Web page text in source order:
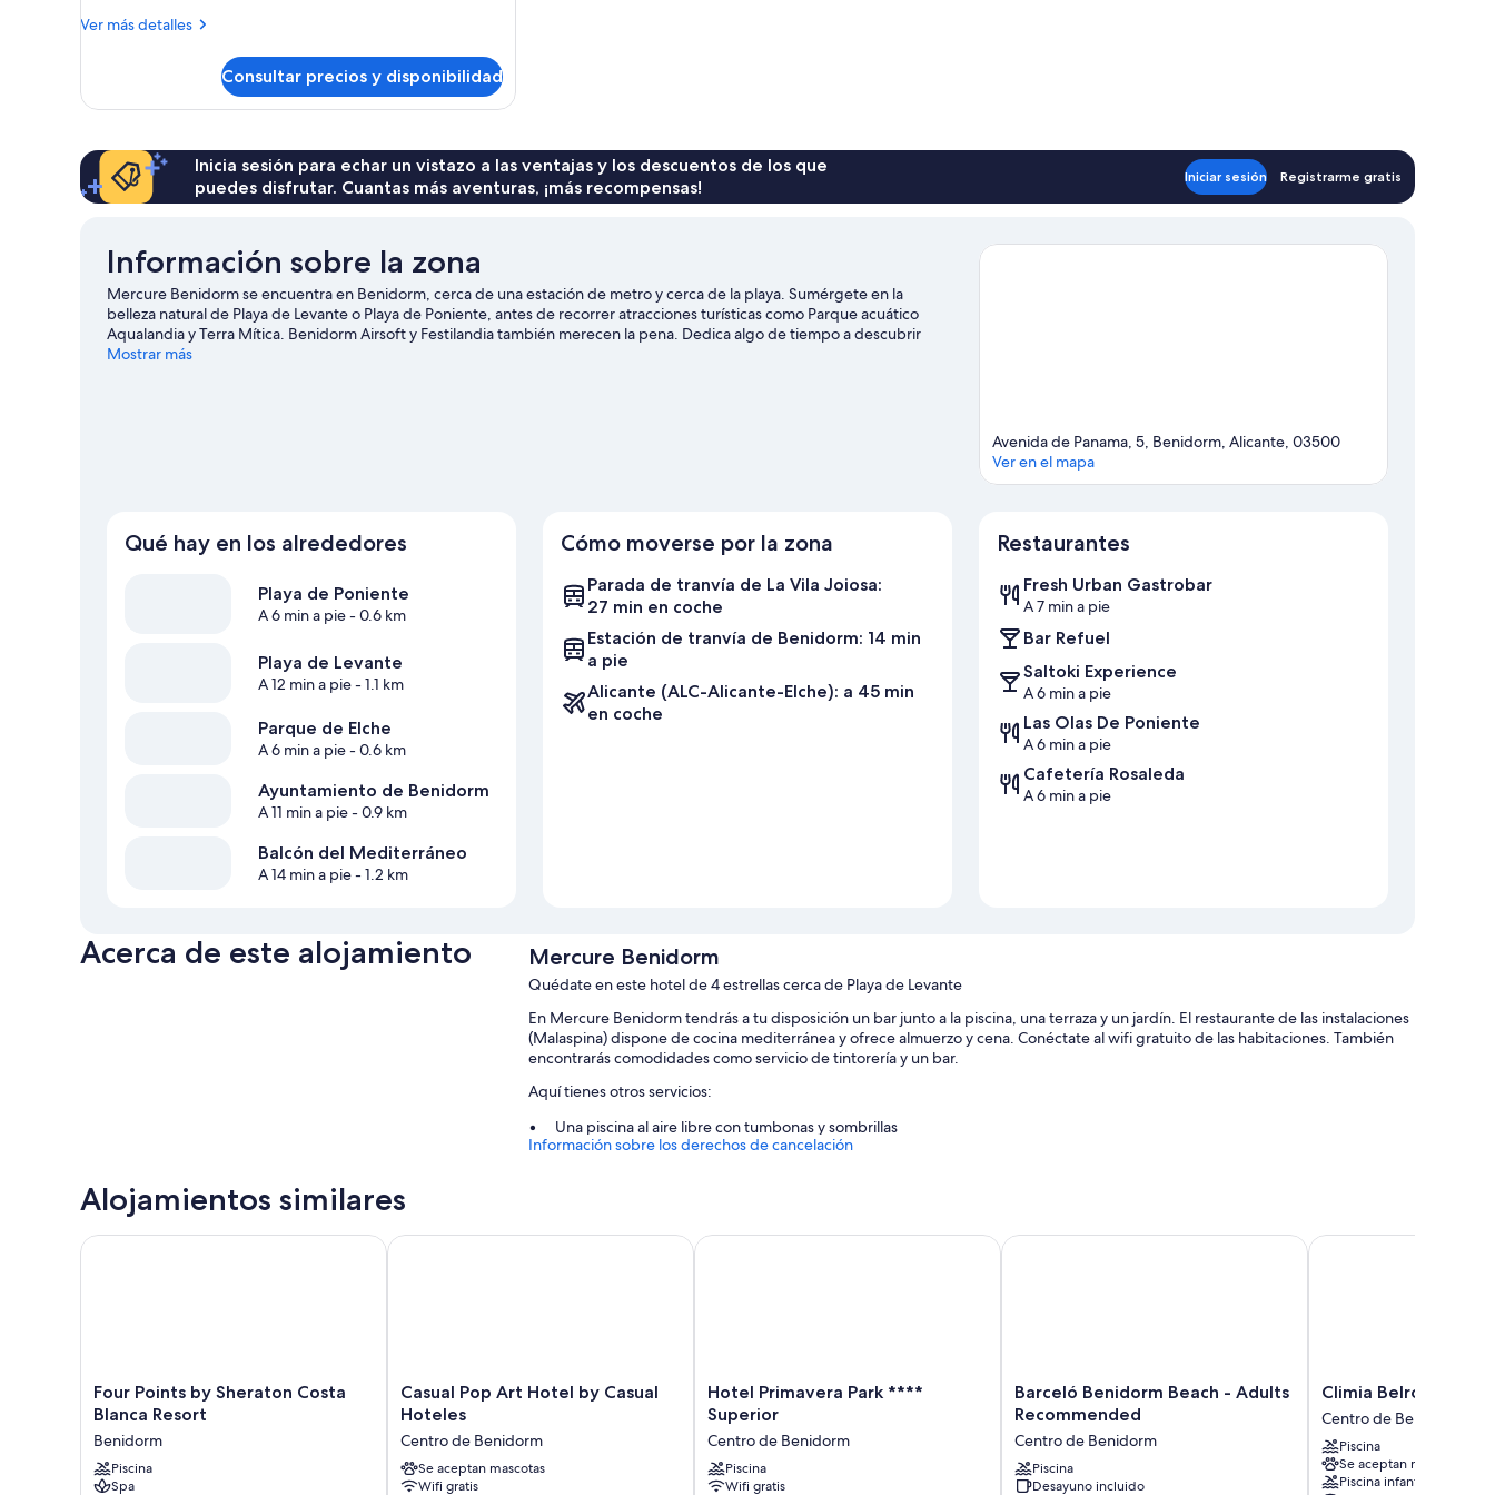
Ver más detalles
Más
estándar,
Consultar precios y disponibilidad
Inicia sesión para echar un vistazo a las ventajas y los descuentos de los que
puedes disfrutar. Cuantas más aventuras, ¡más recompensas!
Iniciar sesión Registrarme gratis
Información sobre la zona
Mercure Benidorm se encuentra en Benidorm, cerca de una estación de metro y cerca de la playa. Sumérgete en la
belleza natural de Playa de Levante o Playa de Poniente, antes de recorrer atracciones turísticas como Parque acuático
Aqualandia y Terra Mítica. Benidorm Airsoft y Festilandia también merecen la pena. Dedica algo de tiempo a descubrir
cuáles son las actividades de la zona, entre las que se incluye el golf.
Mostrar más
Avenida de Panama, 5, Benidorm, Alicante, 03500
Ver en el mapa
Qué hay en los alrededores
Playa de Poniente
A 6 min a pie- 0.6 km
Playa de Levante
A 12 min a pie- 1.1 km
Parque de Elche
A 6 min a pie- 0.6 km
Ayuntamiento de Benidorm
A 11 min a pie- 0.9 km
Balcón del Mediterráneo
A 14 min a pie- 1.2 km
Cómo moverse por la zona
Parada de tranvía de La Vila Joiosa:
27 min en coche
Estación de tranvía de Benidorm: 14 min
a pie
Alicante (ALC-Alicante-Elche): a 45 min
en coche
Restaurantes
Fresh Urban Gastrobar
A 7 min a pie
Bar Refuel
Saltoki Experience
A 6 min a pie
Las Olas De Poniente
A 6 min a pie
Cafetería Rosaleda
A 6 min a pie
Acerca de este alojamiento Mercure Benidorm
Quédate en este hotel de 4 estrellas cerca de Playa de Levante
En Mercure Benidorm tendrás a tu disposición un bar junto a la piscina, una terraza y un jardín. El restaurante de las instalaciones
(Malaspina) dispone de cocina mediterránea y ofrece almuerzo y cena. Conéctate al wifi gratuito de las habitaciones. También
encontrarás comodidades como servicio de tintorería y un bar.
Aquí tienes otros servicios:
Una piscina al aire libre con tumbonas y sombrillas
Desayuno inglés (de pago), bicicletas de alquiler y servicios de conserjería
Los viajeros valoran muy positivamente la amabilidad del personal
Cunas gratuitas y cunas de viaje
Bombillas LED y productos de limpieza ecológicos
Artículos de higiene personal ecológicos y secadores de pelo
Información sobre los derechos de cancelación
Alojamientos similares
Four
Points
Sheraton
Costa
Blanca
Four Points by Sheraton Costa
Blanca Resort
Benidorm
Piscina
Spa
Four Points by Sheraton Costa Blanca Resort
Casual
Pop
Hotel
by
Casual
Casual Pop Art Hotel by Casual
Hoteles
Centro de Benidorm
Se aceptan mascotas
Wifi gratis
Casual Pop Art Hotel by Casual Hoteles
Hotel
Primavera
Park
****
Superior
Centro
Hotel Primavera Park ****
Superior
Centro de Benidorm
Piscina
Wifi gratis
Hotel Primavera Park **** Superior
Barceló
Benidorm
-
Adults
Recommended
Barceló Benidorm Beach - Adults
Recommended
Centro de Benidorm
Piscina
Desayuno incluido
Barceló Benidorm Beach - Adults Recommended
Climia
Belroy
4*
Superior
Hotel
Centro
Climia Belroy 4*
Centro de Benidorm
Piscina
Se aceptan mascotas
Piscina infantil
Climia Belroy 4*